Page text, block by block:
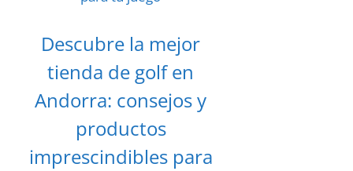
Descubre la mejor
tienda de golf en
Andorra: consejos y
productos
imprescindibles para